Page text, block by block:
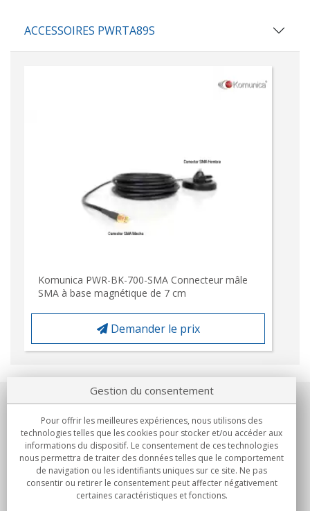
ACCESSOIRES PWRTA89S
Komunica PWR-BK-700-SMA Connecteur mâle
SMA à base magnétique de 7 cm
Demander le prix
Notre société
Engagements
Achats
Gestion du consentement
Pour offrir les meilleures expériences, nous utilisons des
technologies telles que les cookies pour stocker et/ou accéder aux
informations du dispositif. Le consentement de ces technologies
nous permettra de traiter des données telles que le comportement
de navigation ou les identifiants uniques sur ce site. Ne pas
consentir ou retirer le consentement peut affecter négativement
certaines caractéristiques et fonctions.